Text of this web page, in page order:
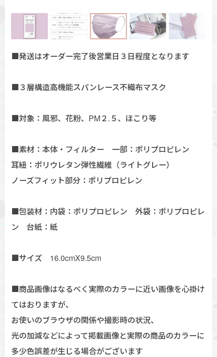
■発送はオーダー完了後営業日３日程度となります
■３層構造高機能スパンレース不織布マスク
■対象：風邪、花粉、PM２.５、ほこり等
■素材：本体・フィルター 一部：ポリプロピレン
耳紐：ポリウレタン弾性繊維（ライトグレー）
ノーズフィット部分：ポリプロピレン
■包装材：内袋：ポリプロピレン 外袋：ポリプロピレ
ン 台紙：紙
■サイズ 16.0cmX9.5cm
■商品画像はなるべく実際のカラーに近い画像を心掛け
てはおりますが、
お使いのブラウザの関係や撮影時の状況、
光の加減などによって掲載画像と実際の商品のカラーに
多少色誤差が生じる場合がございます